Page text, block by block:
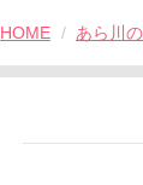
HOME あら川